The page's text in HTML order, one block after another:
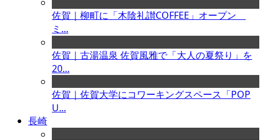
佐賀｜柳町に「木陰礼讃COFFEE」オープン
ミ...
佐賀｜古湯温泉 佐賀風雅で「大人の夏祭り」を
20...
佐賀｜佐賀大学にコワーキングスペース「POP
U...
長崎